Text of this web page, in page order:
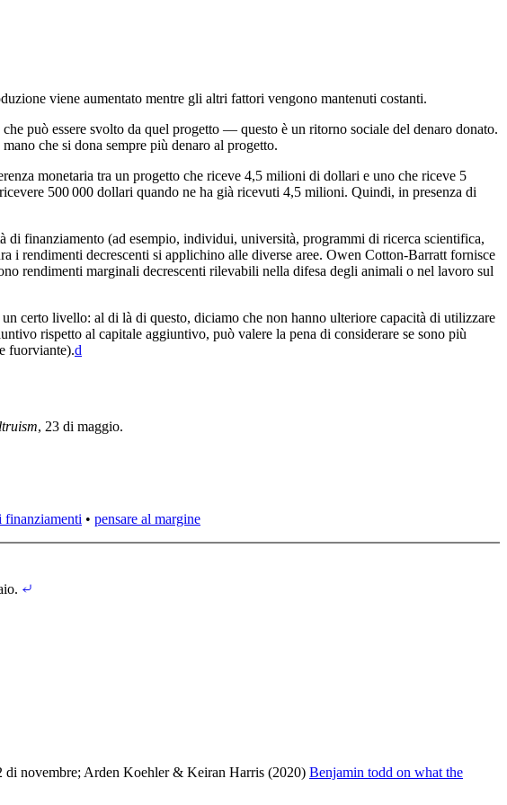
viene aumentato mentre gli altri fattori vengono mantenuti costanti.
può essere svolto da quel progetto — questo è un ritorno sociale del denaro donato.
che si dona sempre più denaro al progetto.
monetaria tra un progetto che riceve 4,5 milioni di dollari e uno che riceve 5
500 000 dollari quando ne ha già ricevuti 4,5 milioni. Quindi, in presenza di
finanziamento (ad esempio, individui, università, programmi di ricerca scientifica,
i rendimenti decrescenti si applichino alle diverse aree. Owen Cotton-Barratt fornisce
rendimenti marginali decrescenti rilevabili nella difesa degli animali o nel lavoro sul
certo livello: al di là di questo, diciamo che non hanno ulteriore capacità di utilizzare
rispetto al capitale aggiuntivo, può valere la pena di considerare se sono più
fuorviante).⁠d
, 23 di maggio.
finanziamenti • pensare al margine
.
di novembre; Arden Koehler & Keiran Harris (2020) Benjamin todd on what the